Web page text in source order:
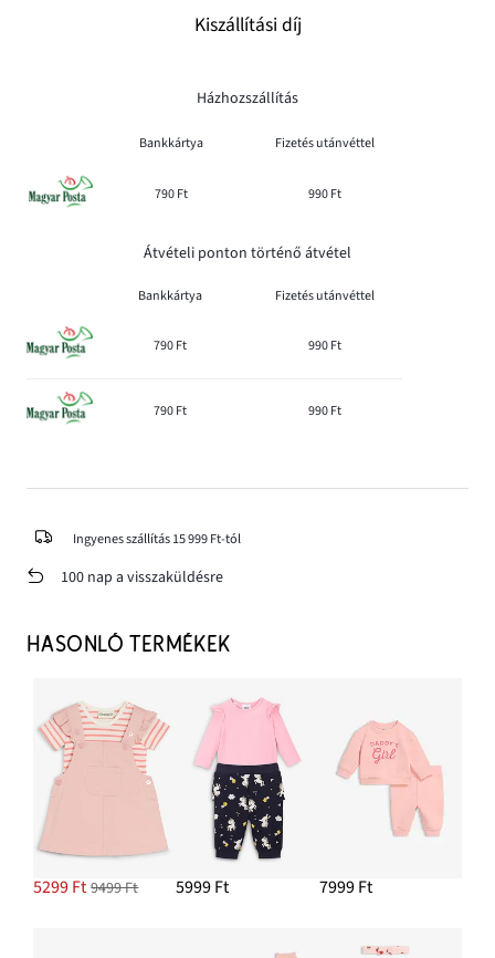
Kiszállítási díj
Házhozszállítás
Bankkártya Fizetés utánvéttel
790 Ft 990 Ft
Átvételi ponton történő átvétel
Bankkártya Fizetés utánvéttel
790 Ft 990 Ft
790 Ft 990 Ft
Ingyenes szállítás 15 999 Ft-tól
100 nap a visszaküldésre
HASONLÓ TERMÉKEK
5299 Ft 9499 Ft 5999 Ft 7999 Ft